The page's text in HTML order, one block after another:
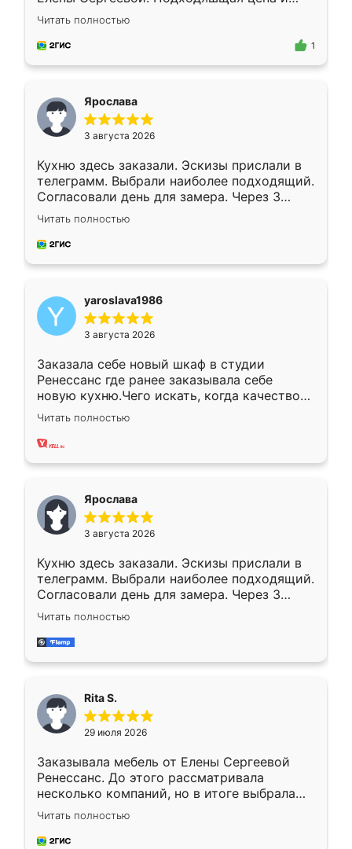
короткие сроки изготовления. Приехавший
для замера сотрудник Владислав
предложил по моему эскизу самый
Читать полностью
1
Ярослава
3 августа 2026
Кухню здесь заказали. Эскизы прислали в
телеграмм. Выбрали наиболее подходящий.
Согласовали день для замера. Через 3
недели кухня была уже готова. Остались
довольны работой. Спасибо Ренессанс
мебель за качественную работу!
Читать полностью
yaroslava1986
3 августа 2026
Заказала себе новый шкаф в студии
Ренессанс где ранее заказывала себе
новую кухню.Чего искать, когда качеством
вполне довольна. Служит кухня уже почти
два года, нареканий нет.
Читать полностью
Ярослава
3 августа 2026
Кухню здесь заказали. Эскизы прислали в
телеграмм. Выбрали наиболее подходящий.
Согласовали день для замера. Через 3
недели кухня была уже готова. Остались
довольны работой. Спасибо Ренессанс
мебель за качественную работу!
Читать полностью
Rita S.
29 июля 2026
Заказывала мебель от Елены Сергеевой
Ренессанс. До этого рассматривала
несколько компаний, но в итоге выбрала
эту. Сначала обговорили условия, потом
приехал замерщик, всё спокойно объяснил
и снял размеры. Изготовили в срок, с
Читать полностью